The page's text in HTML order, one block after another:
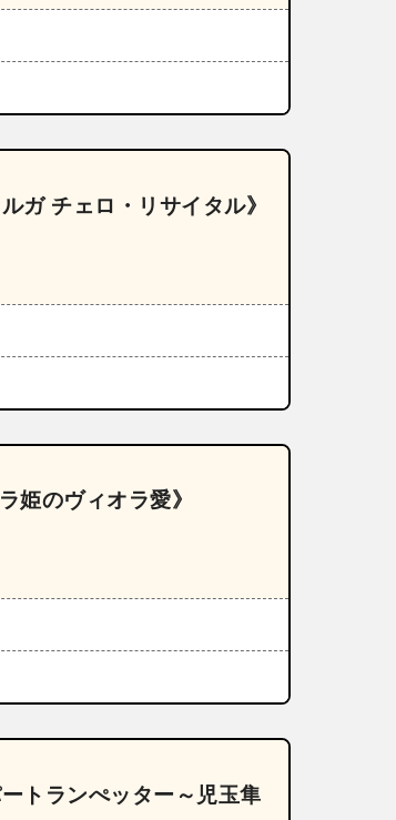
ガ チェロ・リサイタル》
姫のヴィオラ愛》
トランぺッター～児玉隼